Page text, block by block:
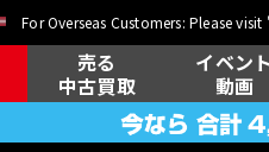
For Overseas Customers: Please visit
売る
中古買取
イベント
動画